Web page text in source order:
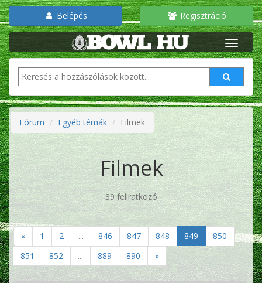
Belépés Regisztráció
Fórum Egyéb témák Filmek
Filmek
39 feliratkozó
« 1 2 ... 846 847 848 849
850
851
852 ... 889 890 »